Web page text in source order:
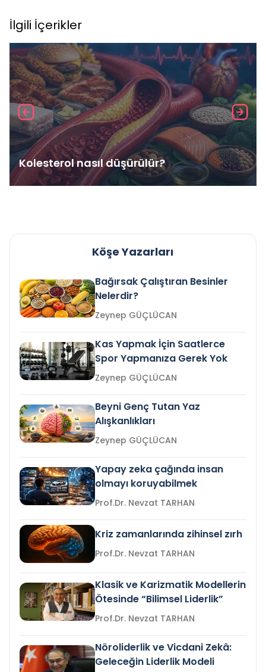
İlgili İçerikler
Kolesterol nasıl düşürülür?
Köşe Yazarları
Bağırsak Çalıştıran Besinler
Nelerdir?
Zeynep GÜÇLÜCAN
Kas Yapmak İçin Saatlerce
Spor Yapmanıza Gerek Yok
Zeynep GÜÇLÜCAN
Beyni Genç Tutan Yaz
Alışkanlıkları
Zeynep GÜÇLÜCAN
Yapay zeka çağında insan
olmayı koruyabilmek
Prof.Dr. Nevzat TARHAN
Kriz zamanlarında zihinsel zırh
Prof.Dr. Nevzat TARHAN
Klasik ve Karizmatik Modellerin
Ötesinde “Bilimsel Liderlik”
Prof.Dr. Nevzat TARHAN
Nöroliderlik ve Vicdani Zekâ:
Geleceğin Liderlik Modeli